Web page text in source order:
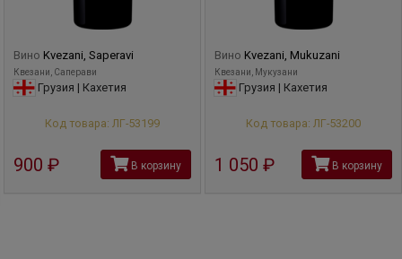
Вино Kvezani, Saperavi
Квезани, Саперави
Грузия | Кахетия
Код товара: ЛГ-53199
900 В корзину
Вино Kvezani, Mukuzani
Квезани, Мукузани
Грузия | Кахетия
Код товара: ЛГ-53200
1 050 руб В корзину